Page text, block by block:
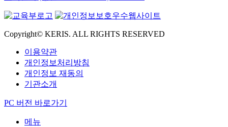
Copyright© KERIS. ALL RIGHTS RESERVED
이용약관
개인정보처리방침
개인정보 재동의
기관소개
PC 버전 바로가기
메뉴